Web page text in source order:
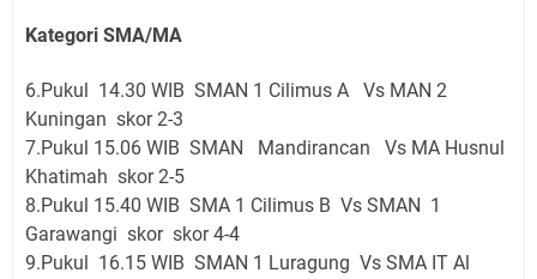
Kategori SMA/MA
6.Pukul 14.30 WIB SMAN 1 Cilimus A Vs MAN 2
Kuningan skor 2-3
7.Pukul 15.06 WIB SMAN Mandirancan Vs MA Husnul
Khatimah skor 2-5
8.Pukul 15.40 WIB SMA 1 Cilimus B Vs SMAN 1
Garawangi skor skor 4-4
9.Pukul 16.15 WIB SMAN 1 Luragung Vs SMA IT Al